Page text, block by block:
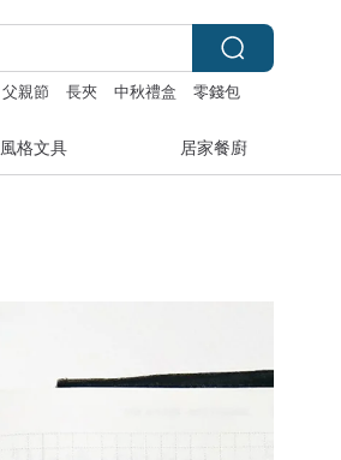
父親節 長夾 中秋禮盒 零錢包
風格文具 居家餐廚